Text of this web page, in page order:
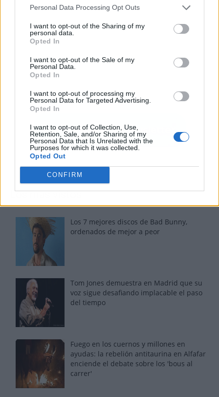
Personal Data Processing Opt Outs
I want to opt-out of the Sharing of my
personal data.
Opted In
I want to opt-out of the Sale of my
Personal Data.
Opted In
I want to opt-out of processing my
Personal Data for Targeted Advertising.
Opted In
I want to opt-out of Collection, Use,
Retention, Sale, and/or Sharing of my
Personal Data that Is Unrelated with the
Purposes for which it was collected.
Opted Out
CONFIRM
Los más vistos
Los 7 mejores discos de Bad Bunny,
ordenados de mejor a peor
Tom Jones demuestra en Madrid que su
voz sigue desafiando implacable el paso
del tiempo
Fuego en los cuernos y millones en
ayudas: la rebelión antitaurina en Alfafar
enciende el debate sobre los 'bous al
carrer'